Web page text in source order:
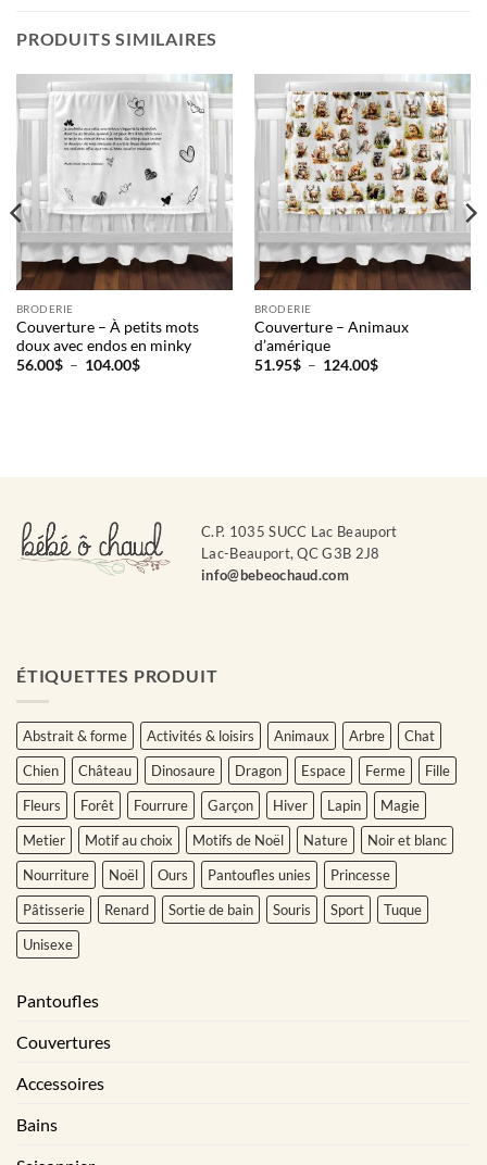
PRODUITS SIMILAIRES
BRODERIE
Couverture – À petits mots
doux avec endos en minky
56.00$ – 104.00$Plage
BRODERIE
Couverture – Animaux
d’amérique
51.95$ – 124.00$Plage
C.P. 1035 SUCC Lac Beauport
Lac-Beauport, QC G3B 2J8
info@bebeochaud.com
ÉTIQUETTES PRODUIT
Abstrait & forme Activités & loisirs Animaux Arbre
Chat
Chien
Château Dinosaure Dragon Espace Ferme
Fille
Fleurs
Forêt Fourrure Garçon Hiver Lapin
Magie
Metier
Motif au choix Motifs de Noël Nature
Noir et blanc
Nourriture
Noël Ours Pantoufles unies
Princesse
Pâtisserie
Renard Sortie de bain Souris Sport
Tuque
Unisexe
Pantoufles
Couvertures
Accessoires
Bains